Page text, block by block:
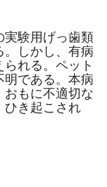
実験用げっ歯類
。しかし、有病
れる。ペット
明である。本病
おもに不適切な
ひき起こされ